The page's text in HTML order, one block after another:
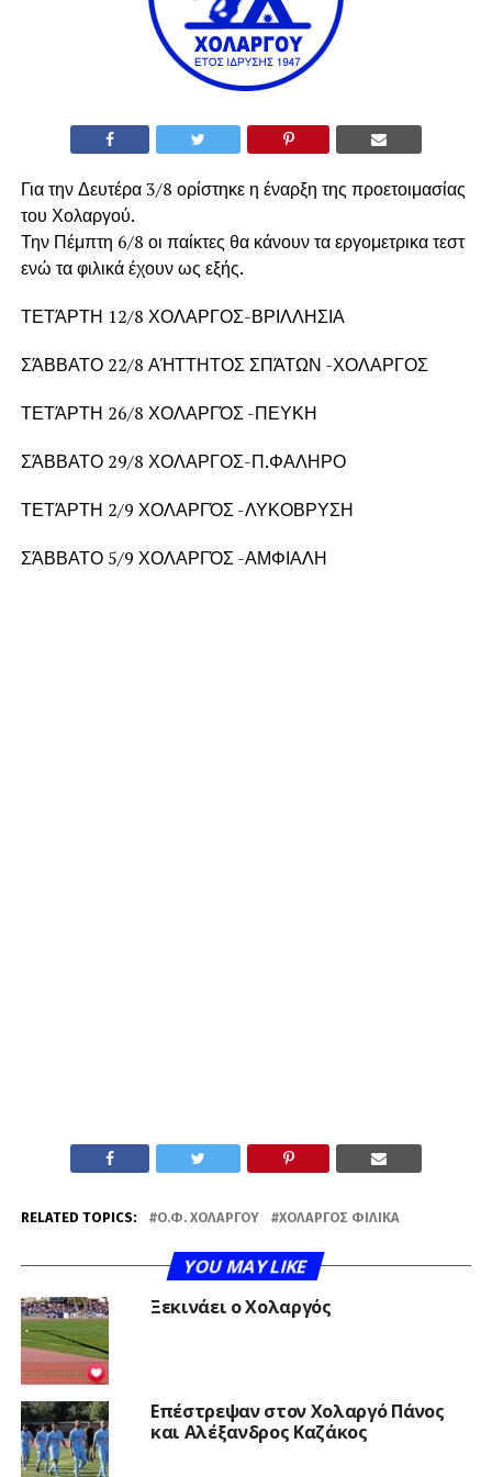
Για την Δευτέρα 3/8 ορίστηκε η έναρξη της προετοιμασίας
του Χολαργού.
Την Πέμπτη 6/8 οι παίκτες θα κάνουν τα εργομετρικα τεστ
ενώ τα φιλικά έχουν ως εξής.
ΤΕΤΆΡΤΗ 12/8 ΧΟΛΑΡΓΟΣ-ΒΡΙΛΛΗΣΙΑ
ΣΆΒΒΑΤΟ 22/8 ΑΉΤΤΗΤΟΣ ΣΠΆΤΩΝ -ΧΟΛΑΡΓΟΣ
ΤΕΤΆΡΤΗ 26/8 ΧΟΛΑΡΓΌΣ -ΠΕΥΚΗ
ΣΆΒΒΑΤΟ 29/8 ΧΟΛΑΡΓΟΣ-Π.ΦΑΛΗΡΟ
ΤΕΤΆΡΤΗ 2/9 ΧΟΛΑΡΓΌΣ -ΛΥΚΟΒΡΥΣΗ
ΣΆΒΒΑΤΟ 5/9 ΧΟΛΑΡΓΌΣ -ΑΜΦΙΑΛΗ
RELATED TOPICS: Ο.Φ. ΧΟΛΑΡΓΟΎ ΧΟΛΑΡΓΌΣ ΦΙΛΙΚΆ
YOU MAY LIKE
Ξεκινάει ο Χολαργός
Επέστρεψαν στον Χολαργό Πάνος
και Αλέξανδρος Καζάκος